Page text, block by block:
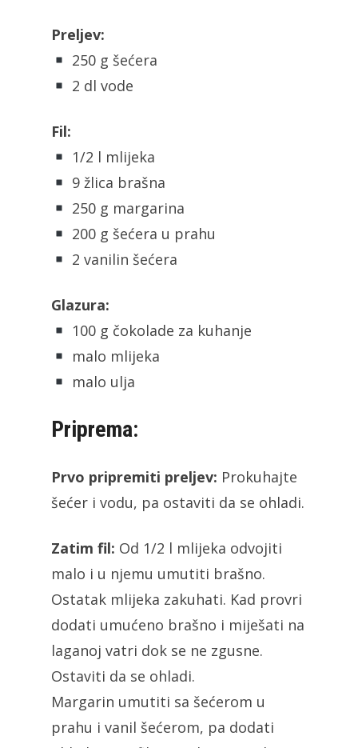
Preljev:
250 g šećera
2 dl vode
Fil:
1/2 l mlijeka
9 žlica brašna
250 g margarina
200 g šećera u prahu
2 vanilin šećera
Glazura:
100 g čokolade za kuhanje
malo mlijeka
malo ulja
Priprema:
Prvo pripremiti preljev: Prokuhajte
šećer i vodu, pa ostaviti da se ohladi.
Zatim fil: Od 1/2 l mlijeka odvojiti
malo i u njemu umutiti brašno.
Ostatak mlijeka zakuhati. Kad provri
dodati umućeno brašno i miješati na
laganoj vatri dok se ne zgusne.
Ostaviti da se ohladi.
Margarin umutiti sa šećerom u
prahu i vanil šećerom, pa dodati